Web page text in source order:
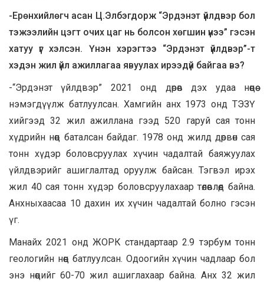
-Ерөнхийлөгч асан Ц.Элбэгдорж “Эрдэнэт үйлдвэр бол
тэжээлийн цэгт очих цаг нь болсон хөгшин үнээ” гэсэн
хатуу үг хэлсэн. Үнэн хэрэгтээ “Эрдэнэт үйлдвэр”-т
хэдэн жил үйл ажиллагаа явуулах ирээдүй байгаа вэ?
-“Эрдэнэт үйлдвэр” 2021 онд дөрөв дэх удаа нөөцөө
нэмэгдүүлж батлуулсан. Хамгийн анх 1973 онд ТЭЗҮ
хийгээд 32 жил ажиллана гээд 520 гаруй сая тонн
хүдрийн нөөц баталсан байдаг. 1978 онд жилд дөрвөн сая
тонн хүдэр боловсруулах хүчин чадалтай баяжуулах
үйлдвэрийг ашиглалтад оруулж байсан. Тэгвэл ирэх
жил 40 сая тонн хүдэр боловсруулахаар төлөвлөөд байна.
Анхныхаасаа 10 дахин их хүчин чадалтай болно гэсэн
үг.
Манайх 2021 онд ЖОРК стандартаар 2.9 тэрбум тонн
геологийн нөөц батлуулсан. Одоогийн хүчин чадлаар бол
энэ нөөцийг 60-70 жил ашиглахаар байна. Анх 32 жил